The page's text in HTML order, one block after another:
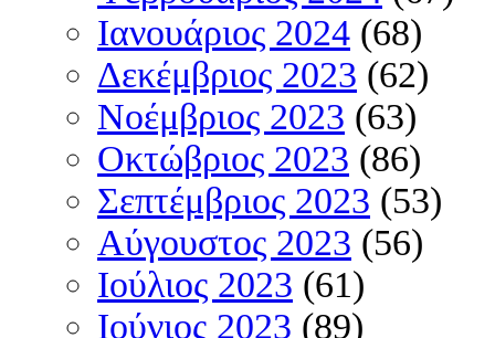
Ιανουάριος 2024 (68)
Δεκέμβριος 2023 (62)
Νοέμβριος 2023 (63)
Οκτώβριος 2023 (86)
Σεπτέμβριος 2023 (53)
Αύγουστος 2023 (56)
Ιούλιος 2023 (61)
Ιούνιος 2023 (89)